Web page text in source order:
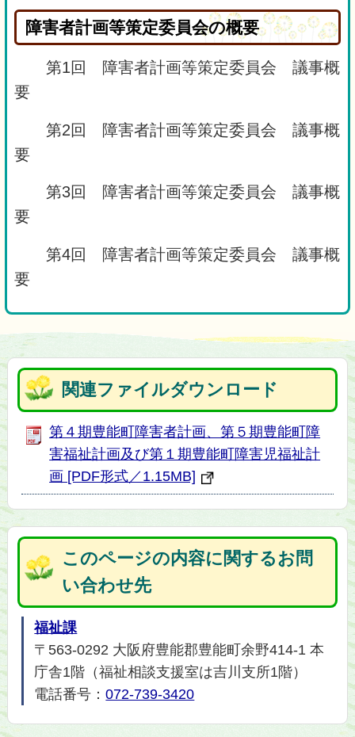
障害者計画等策定委員会の概要
第1回 障害者計画等策定委員会 議事概
要
第2回 障害者計画等策定委員会 議事概
要
第3回 障害者計画等策定委員会 議事概
要
第4回 障害者計画等策定委員会 議事概
要
関連ファイルダウンロード
第４期豊能町障害者計画、第５期豊能町障
害福祉計画及び第１期豊能町障害児福祉計
画 [PDF形式／1.15MB]
このページの内容に関するお問
い合わせ先
福祉課
〒563-0292 大阪府豊能郡豊能町余野414-1 本
庁舎1階（福祉相談支援室は吉川支所1階）
電話番号：072-739-3420